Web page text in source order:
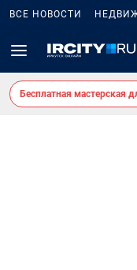
ВСЕ НОВОСТИ
Бесплатная мастерская